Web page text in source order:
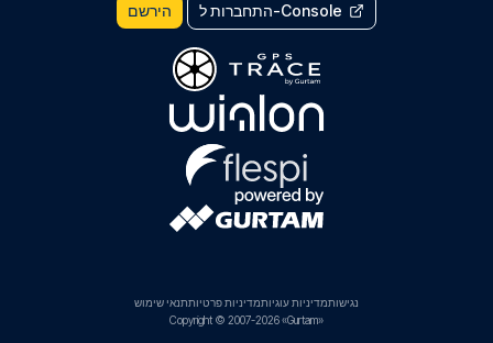
הירשם התחברות ל-Console
תנאי שימושמדיניות פרטיותמדיניות עוגיותנגישות
Copyright © 2007-2026 «Gurtam»